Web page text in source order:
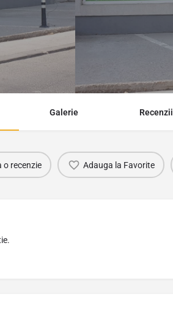
Galerie Recenzii
o recenzie Adauga la Favorite